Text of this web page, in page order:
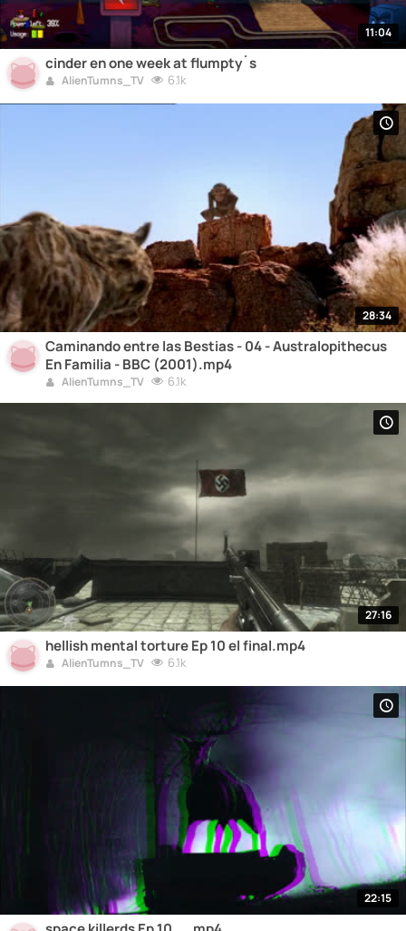
11:04
cinder en one week at flumpty´s
AlienTumns_TV 6.1k
28:34
Caminando entre las Bestias - 04 - Australopithecus
En Familia - BBC (2001).mp4
AlienTumns_TV 6.1k
27:16
hellish mental torture Ep 10 el final.mp4
AlienTumns_TV 6.1k
22:15